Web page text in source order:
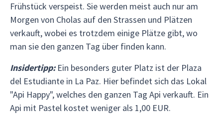
Frühstück verspeist. Sie werden meist auch nur am
Morgen von Cholas auf den Strassen und Plätzen
verkauft, wobei es trotzdem einige Plätze gibt, wo
man sie den ganzen Tag über finden kann.
Insidertipp:Ein besonders guter Platz ist der Plaza
del Estudiante in La Paz. Hier befindet sich das Lokal
"Api Happy", welches den ganzen Tag Api verkauft. Ein
Api mit Pastel kostet weniger als 1,00 EUR.